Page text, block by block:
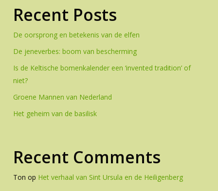
Recent Posts
De oorsprong en betekenis van de elfen
De jeneverbes: boom van bescherming
Is de Keltische bomenkalender een ‘invented tradition’ of
niet?
Groene Mannen van Nederland
Het geheim van de basilisk
Recent Comments
Ton op Het verhaal van Sint Ursula en de Heiligenberg